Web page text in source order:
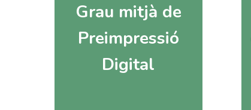
Grau mitjà de
Preimpressió
Digital